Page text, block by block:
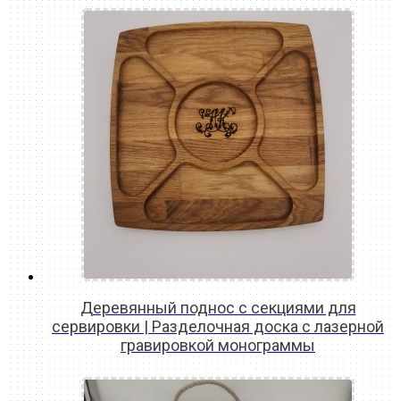
Деревянный поднос с секциями для
сервировки | Разделочная доска с лазерной
гравировкой монограммы
READ MORE